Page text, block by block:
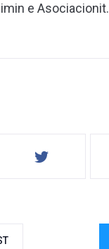
e Asociacionit.